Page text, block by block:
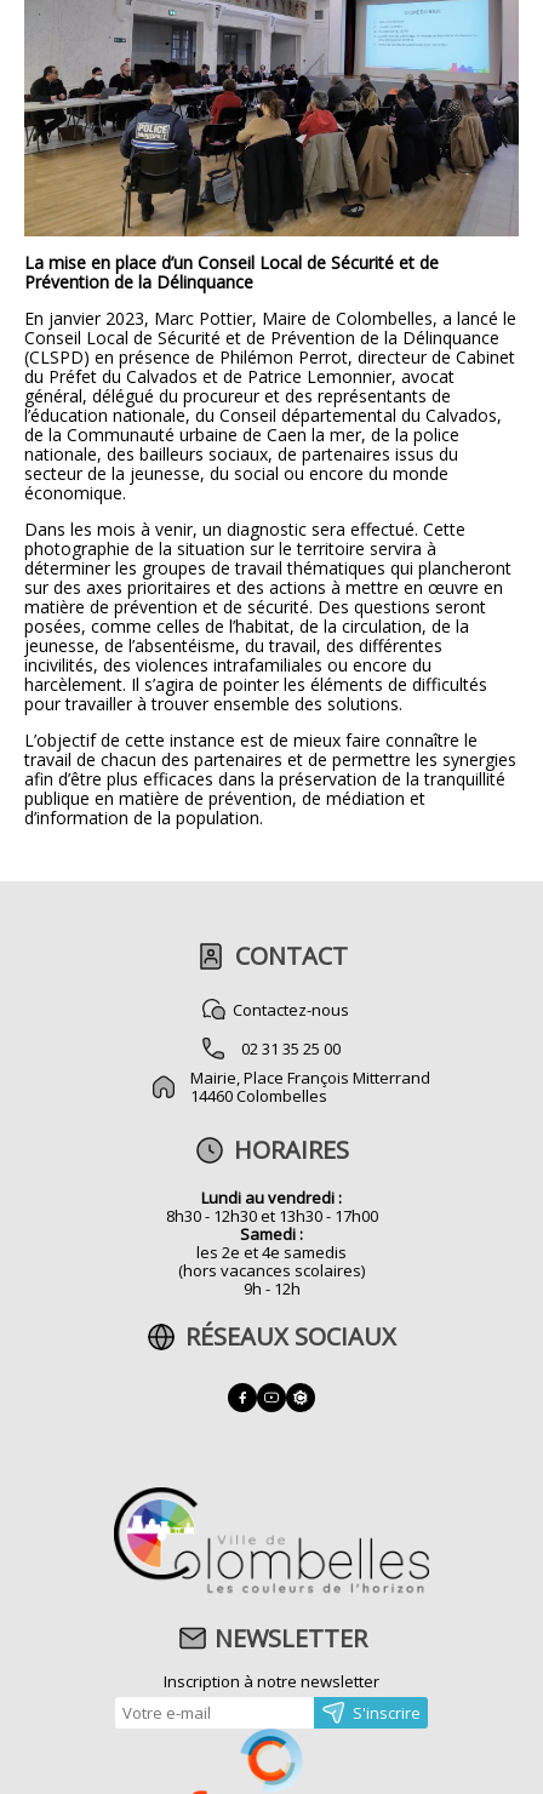
La mise en place d’un Conseil Local de Sécurité et de
Prévention de la Délinquance
En janvier 2023, Marc Pottier, Maire de Colombelles, a lancé le
Conseil Local de Sécurité et de Prévention de la Délinquance
(CLSPD) en présence de Philémon Perrot, directeur de Cabinet
du Préfet du Calvados et de Patrice Lemonnier, avocat
général, délégué du procureur et des représentants de
l’éducation nationale, du Conseil départemental du Calvados,
de la Communauté urbaine de Caen la mer, de la police
nationale, des bailleurs sociaux, de partenaires issus du
secteur de la jeunesse, du social ou encore du monde
économique.
Dans les mois à venir, un diagnostic sera effectué. Cette
photographie de la situation sur le territoire servira à
déterminer les groupes de travail thématiques qui plancheront
sur des axes prioritaires et des actions à mettre en œuvre en
matière de prévention et de sécurité. Des questions seront
posées, comme celles de l’habitat, de la circulation, de la
jeunesse, de l’absentéisme, du travail, des différentes
incivilités, des violences intrafamiliales ou encore du
harcèlement. Il s’agira de pointer les éléments de difficultés
pour travailler à trouver ensemble des solutions.
L’objectif de cette instance est de mieux faire connaître le
travail de chacun des partenaires et de permettre les synergies
afin d’être plus efficaces dans la préservation de la tranquillité
publique en matière de prévention, de médiation et
d’information de la population.
CONTACT
Contactez-nous
02 31 35 25 00
Mairie, Place François Mitterrand
14460 Colombelles
HORAIRES
Lundi au vendredi :
8h30 - 12h30 et 13h30 - 17h00
Samedi :
les 2e et 4e samedis
(hors vacances scolaires)
9h - 12h
RÉSEAUX SOCIAUX
NEWSLETTER
Inscription à notre newsletter